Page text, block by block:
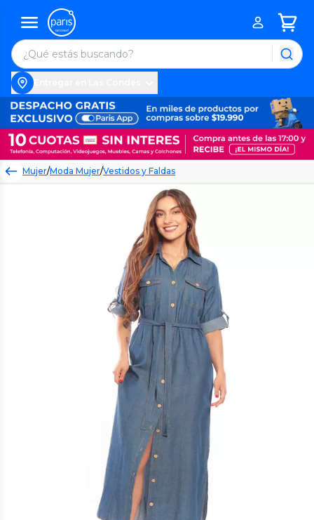
Mujer/Moda Mujer/Vestidos y Faldas